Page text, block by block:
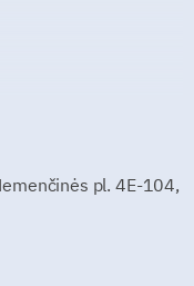
pl. 4E-104,